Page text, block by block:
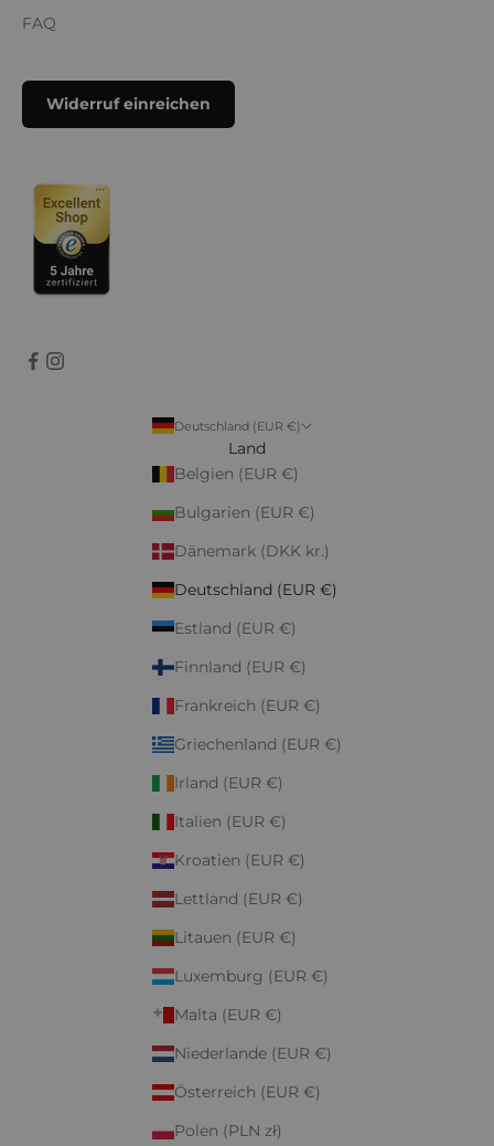
FAQ
Widerruf einreichen
Deutschland (EUR €)
Land
Belgien (EUR €)
Bulgarien (EUR €)
Dänemark (DKK kr.)
Deutschland (EUR €)
Estland (EUR €)
Finnland (EUR €)
Frankreich (EUR €)
Griechenland (EUR €)
Irland (EUR €)
Italien (EUR €)
Kroatien (EUR €)
Lettland (EUR €)
Litauen (EUR €)
Luxemburg (EUR €)
Malta (EUR €)
Niederlande (EUR €)
Österreich (EUR €)
Polen (PLN zł)